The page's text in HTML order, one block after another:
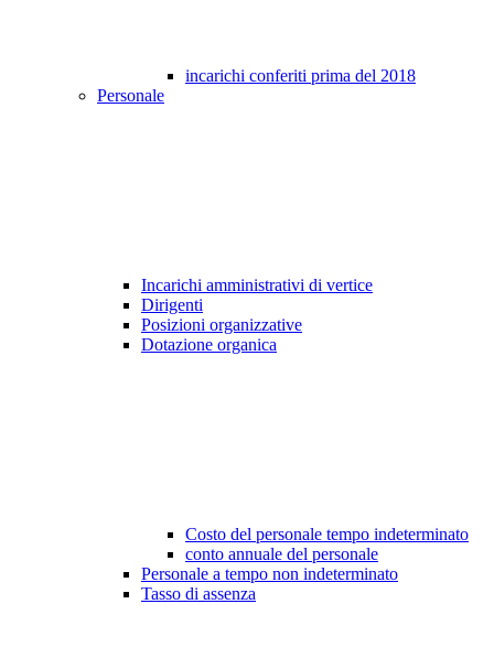
incarichi conferiti prima del 2018
Personale
Incarichi amministrativi di vertice
Dirigenti
Posizioni organizzative
Dotazione organica
Costo del personale tempo indeterminato
conto annuale del personale
Personale a tempo non indeterminato
Tasso di assenza